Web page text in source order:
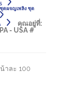
ชุดผจญเพลิง ชุด
คุณอยู่ที่:
- USA #
าละ 100